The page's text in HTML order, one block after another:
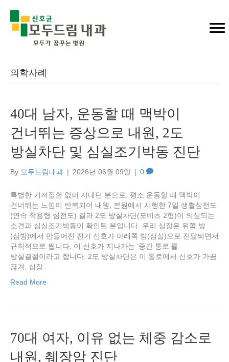
의학사례
40대 남자, 운동할 때 맥박이
건너뛰는 증상으로 내원, 2도
방실차단 및 심실조기박동 진단
By 모두드림내과 | 2026년 06월 09일 | 0
특별한 기저질환 없이 지내던 분으로, 평소 운동할 때 맥박이
건너뛰는 느낌이 반복되어 내원, 본원에서 시행한 7일 생활심전도
(연속 착용형 심전도) 결과 2도 방실차단(모비츠 2형)이 의심되는
소견과 심실조기박동이 확인된 분입니다. 우리 심장은 위쪽 방
(심방)에서 만들어진 전기 신호가 아래쪽 방(심실)으로 전달되면서
규칙적으로 뜁니다. 이 신호가 지나가는 ‘중간 통로’를
방실결절이라고 합니다. 2도 방실차단은 이 통로에서 신호가 가끔
끊겨, 심장…
Read More
70대 여자, 이유 없는 체중 감소로
내원, 췌장암 진단